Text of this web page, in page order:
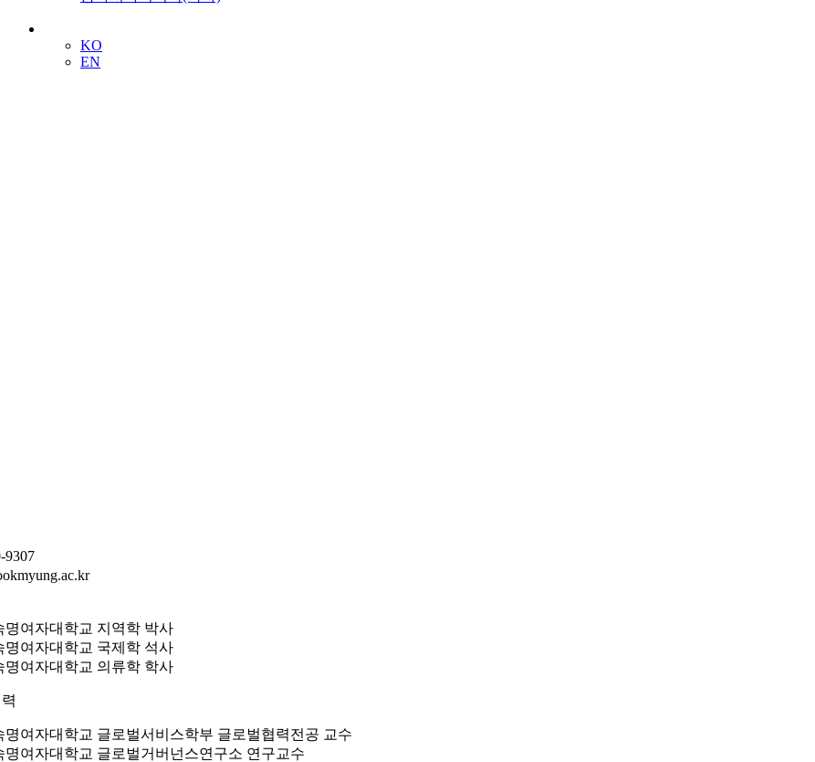
KO
EN
9307
명여자대학교 지역학 박사
명여자대학교 국제학 석사
명여자대학교 의류학 학사
명여자대학교 글로벌서비스학부 글로벌협력전공 교수
명여자대학교 글로벌거버넌스연구소 연구교수